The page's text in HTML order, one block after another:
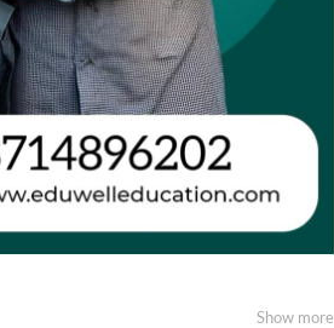
Show more